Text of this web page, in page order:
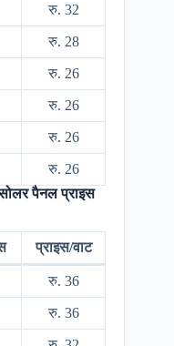
रु. 32
रु. 28
रु. 26
रु. 26
रु. 26
रु. 26
पैनल प्राइस
प्राइस/वाट
रु. 36
रु. 36